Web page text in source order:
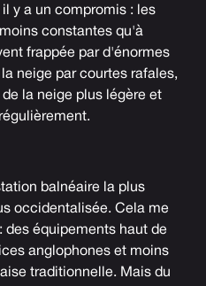
y a un compromis : les
constantes qu'à
frappée par d'énormes
neige par courtes rafales,
la neige plus légère et
balnéaire la plus
occidentalisée. Cela me
des équipements haut de
anglophones et moins
traditionnelle. Mais du